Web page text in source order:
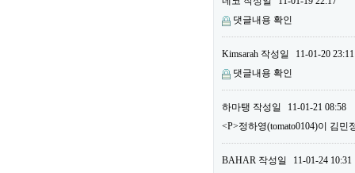
댓글내용 확인
Kimsarah 작성일
11-01-20 23:11
댓글내용 확인
하마탱 작성일
11-01-21 08:58
<P>정하영(tomato0104)이 김
BAHAR 작성일
11-01-24 10:31